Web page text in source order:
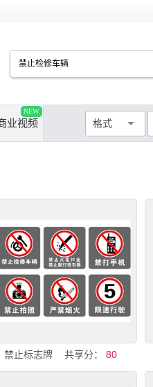
业视频
NEW 像素
>50cm
CDR
AVI
格式
禁止标志牌 共享分：80